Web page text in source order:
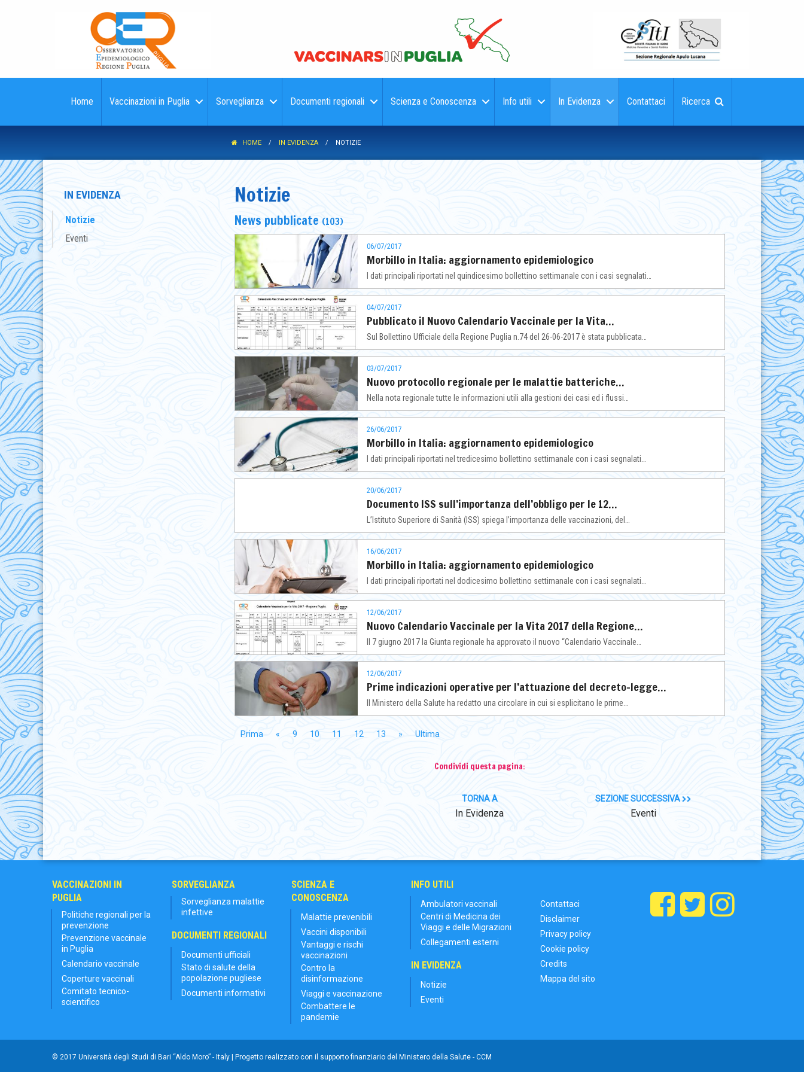
Home Vaccinazioni in Puglia Sorveglianza Documenti regionali Scienza e Conoscenza Info utili In Evidenza Contattaci Ricerca
HOME IN EVIDENZA NOTIZIE
IN EVIDENZA
Notizie
Eventi
Notizie
News pubblicate (103)
06/07/2017
Morbillo in Italia: aggiornamento epidemiologico
I dati principali riportati nel quindicesimo bollettino settimanale con i casi segnalati…
04/07/2017
Pubblicato il Nuovo Calendario Vaccinale per la Vita…
Sul Bollettino Ufficiale della Regione Puglia n.74 del 26-06-2017 è stata pubblicata…
03/07/2017
Nuovo protocollo regionale per le malattie batteriche…
Nella nota regionale tutte le informazioni utili alla gestioni dei casi ed i flussi…
26/06/2017
Morbillo in Italia: aggiornamento epidemiologico
I dati principali riportati nel tredicesimo bollettino settimanale con i casi segnalati…
20/06/2017
Documento ISS sull’importanza dell’obbligo per le 12…
L’Istituto Superiore di Sanità (ISS) spiega l’importanza delle vaccinazioni, del…
16/06/2017
Morbillo in Italia: aggiornamento epidemiologico
I dati principali riportati nel dodicesimo bollettino settimanale con i casi segnalati…
12/06/2017
Nuovo Calendario Vaccinale per la Vita 2017 della Regione…
Il 7 giugno 2017 la Giunta regionale ha approvato il nuovo “Calendario Vaccinale…
12/06/2017
Prime indicazioni operative per l’attuazione del decreto-legge…
Il Ministero della Salute ha redatto una circolare in cui si esplicitano le prime…
Prima « 9 10 11 12 13 » Ultima
Condividi questa pagina:
TORNA A
In Evidenza
SEZIONE SUCCESSIVA
Eventi
VACCINAZIONI IN
PUGLIA
Politiche regionali per la
prevenzione
Prevenzione vaccinale
in Puglia
Calendario vaccinale
Coperture vaccinali
Comitato tecnico-
scientifico
SORVEGLIANZA
Sorveglianza malattie
infettive
DOCUMENTI REGIONALI
Documenti ufficiali
Stato di salute della
popolazione pugliese
Documenti informativi
SCIENZA E
CONOSCENZA
Malattie prevenibili
Vaccini disponibili
Vantaggi e rischi
vaccinazioni
Contro la
disinformazione
Viaggi e vaccinazione
Combattere le
pandemie
INFO UTILI
Ambulatori vaccinali
Centri di Medicina dei
Viaggi e delle Migrazioni
Collegamenti esterni
IN EVIDENZA
Notizie
Eventi
Contattaci
Disclaimer
Privacy policy
Cookie policy
Credits
Mappa del sito
© 2017 Università degli Studi di Bari “Aldo Moro” - Italy | Progetto realizzato con il supporto finanziario del Ministero della Salute - CCM